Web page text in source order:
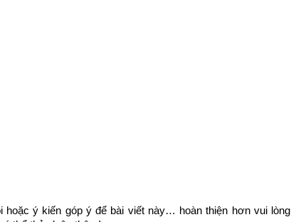
sinh
hoặc ý kiến góp ý để bài viết này… hoàn thiện hơn vui lòng